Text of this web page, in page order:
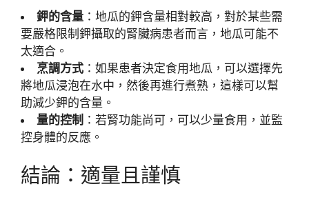
鉀的含量 ：地瓜的鉀含量相對較高，對於某些需
要嚴格限制鉀攝取的腎臟病患者而言，地瓜可能不
太適合。
烹調方式 ：如果患者決定食用地瓜，可以選擇先
將地瓜浸泡在水中，然後再進行煮熟，這樣可以幫
助減少鉀的含量。
量的控制 ：若腎功能尚可，可以少量食用，並監
控身體的反應。
結論：適量且謹慎